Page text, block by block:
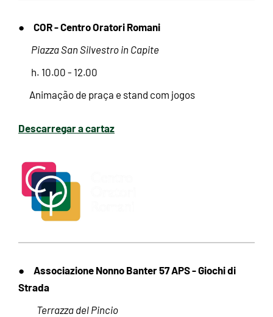
● COR - Centro Oratori Romani
Piazza San Silvestro in Capite
h. 10.00 - 12.00
Animação de praça e stand com jogos
Descarregar a cartaz
● Associazione Nonno Banter 57 APS - Giochi di
Strada
Terrazza del Pincio